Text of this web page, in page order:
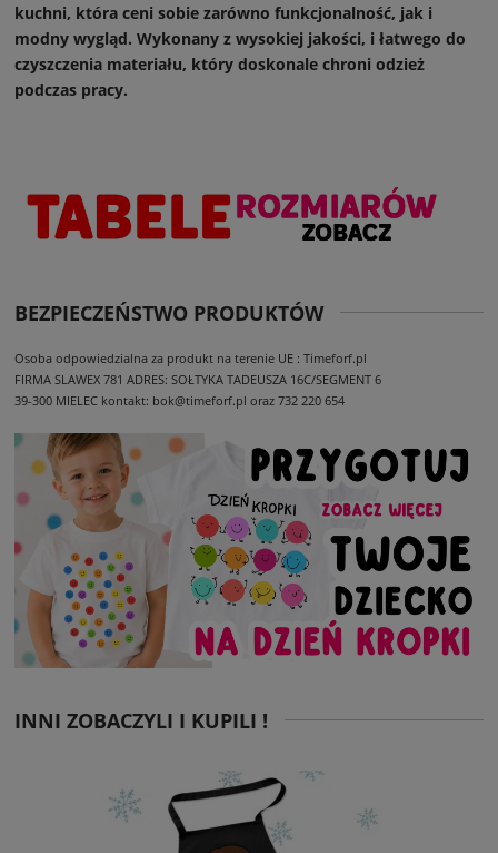
kuchni, która ceni sobie zarówno funkcjonalność, jak i
modny wygląd. Wykonany z wysokiej jakości, i łatwego do
czyszczenia materiału, który doskonale chroni odzież
podczas pracy.
BEZPIECZEŃSTWO PRODUKTÓW
Osoba odpowiedzialna za produkt na terenie UE : Timeforf.pl
FIRMA SLAWEX 781 ADRES: SOŁTYKA TADEUSZA 16C/SEGMENT 6
39-300 MIELEC kontakt: bok@timeforf.pl oraz 732 220 654
INNI ZOBACZYLI I KUPILI !